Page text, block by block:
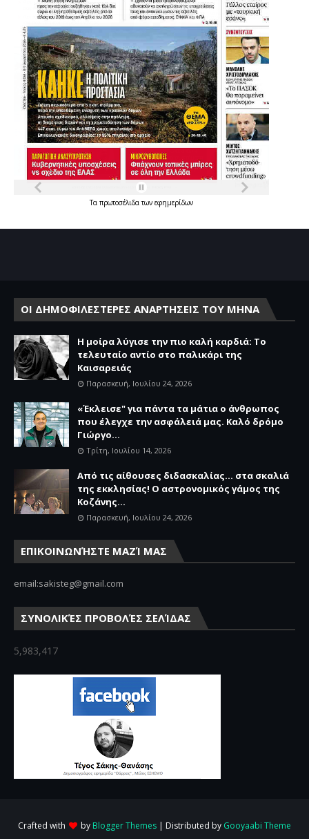
Τα πρωτοσέλιδατων εφημερίδων
ΟΙ ΔΗΜΟΦΙΛΕΣΤΕΡΕΣ ΑΝΑΡΤΗΣΕΙΣ ΤΟΥ ΜΗΝΑ
Η μοίρα λύγισε την πιο καλή καρδιά: Το
τελευταίο αντίο στο παλικάρι της
Καισαρειάς
Παρασκευή, Ιουλίου 24, 2026
«Έκλεισε" για πάντα τα μάτια ο άνθρωπος
που έλεγχε την ασφάλειά μας. Καλό δρόμο
Γιώργο...
Τρίτη, Ιουλίου 14, 2026
Από τις αίθουσες διδασκαλίας… στα σκαλιά
της εκκλησίας! Ο αστρονομικός γάμος της
Κοζάνης...
Παρασκευή, Ιουλίου 24, 2026
ΕΠΙΚΟΙΝΩΝΉΣΤΕ ΜΑΖΊ ΜΑΣ
email:sakisteg@gmail.com
ΣΥΝΟΛΙΚΈΣ ΠΡΟΒΟΛΈΣ ΣΕΛΊΔΑΣ
5,983,417
Crafted with by Blogger Themes | Distributed by Gooyaabi Theme